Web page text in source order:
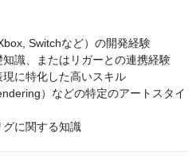
Switchなど）の開発経験
識、またはリガーとの連携経験
に特化した高いスキル
）などの特定のアートスタイ
に関する知識